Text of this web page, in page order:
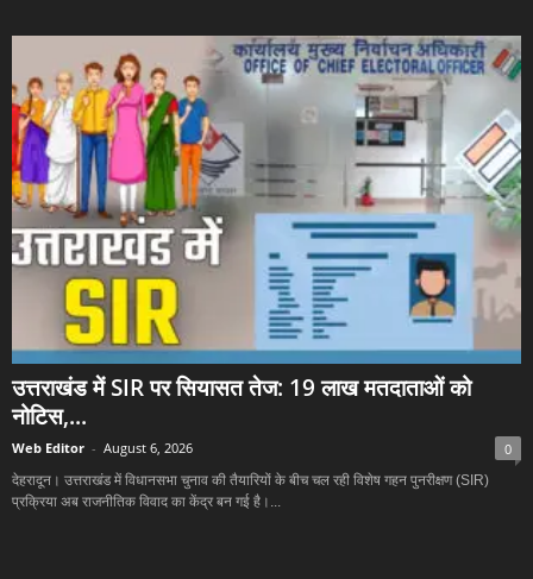
उत्तराखंड में SIR पर सियासत तेज: 19 लाख मतदाताओं को
नोटिस,...
Web Editor - August 6, 2026 0
देहरादून। उत्तराखंड में विधानसभा चुनाव की तैयारियों के बीच चल रही विशेष गहन पुनरीक्षण (SIR)
प्रक्रिया अब राजनीतिक विवाद का केंद्र बन गई है।...